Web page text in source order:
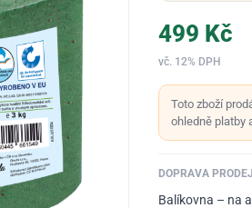
499 Kč
vč. 12% DPH
Toto zboží
ohledně platby
DOPRAVA
Balíkovna – na